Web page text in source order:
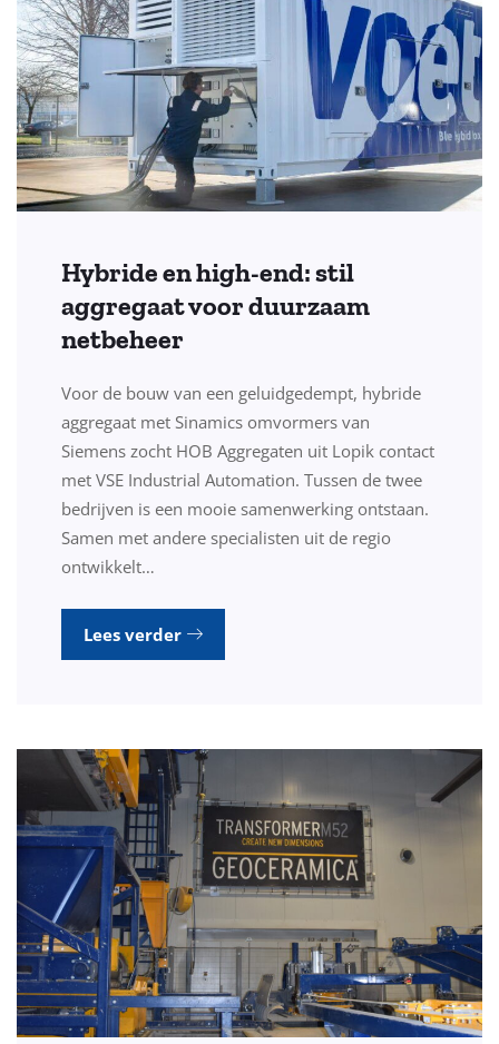
Hybride en high-end: stil
aggregaat voor duurzaam
netbeheer
Voor de bouw van een geluidgedempt, hybride
aggregaat met Sinamics omvormers van
Siemens zocht HOB Aggregaten uit Lopik contact
met VSE Industrial Automation. Tussen de twee
bedrijven is een mooie samenwerking ontstaan.
Samen met andere specialisten uit de regio
ontwikkelt…
Lees verder